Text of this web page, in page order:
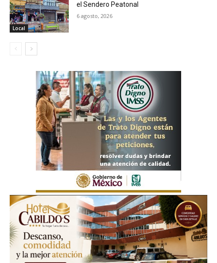
Local
el Sendero Peatonal
6 agosto, 2026